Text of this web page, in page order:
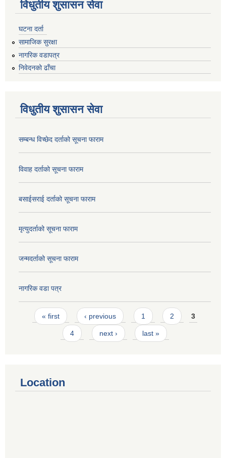
विधुतीय शुसासन सेवा
घटना दर्ता
सामाजिक सुरक्षा
नागरिक वडापत्र
निवेदनको ढाँचा
विधुतीय शुसासन सेवा
सम्बन्ध विच्छेद दर्ताको सूचना फाराम
विवाह दर्ताको सूचना फाराम
बसाईसराई दर्ताको सूचना फाराम
मृत्युदर्ताको सूचना फाराम
जन्मदर्ताको सूचना फाराम
नागरिक वडा पत्र
Pages
« first ‹ previous 1 2 3
4 next › last »
Location